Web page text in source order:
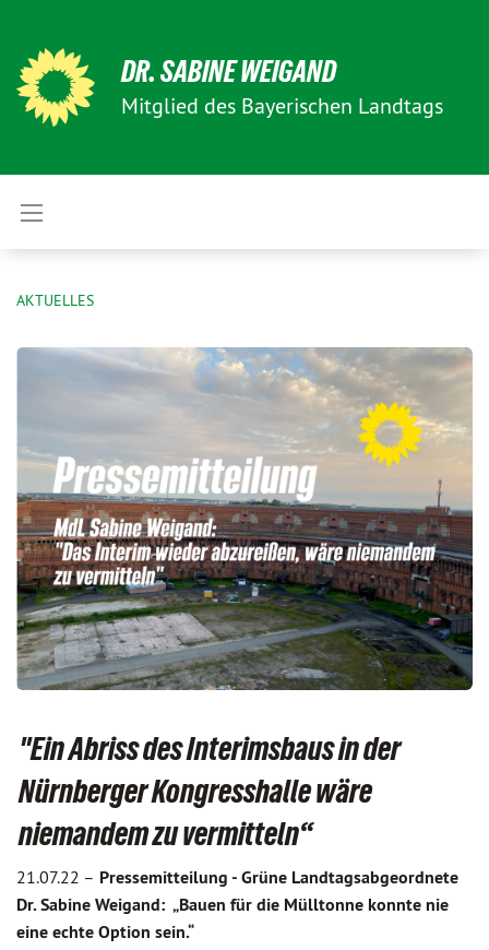
DR. SABINE WEIGAND
Mitglied des Bayerischen Landtags
AKTUELLES
"Ein Abriss des Interimsbaus in der
Nürnberger Kongresshalle wäre
niemandem zu vermitteln“
21.07.22 – Pressemitteilung - Grüne Landtagsabgeordnete
Dr. Sabine Weigand: „Bauen für die Mülltonne konnte nie
eine echte Option sein.“